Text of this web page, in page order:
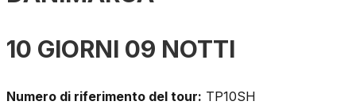
10 GIORNI 09 NOTTI
Numero di riferimento del tour: TP10SH